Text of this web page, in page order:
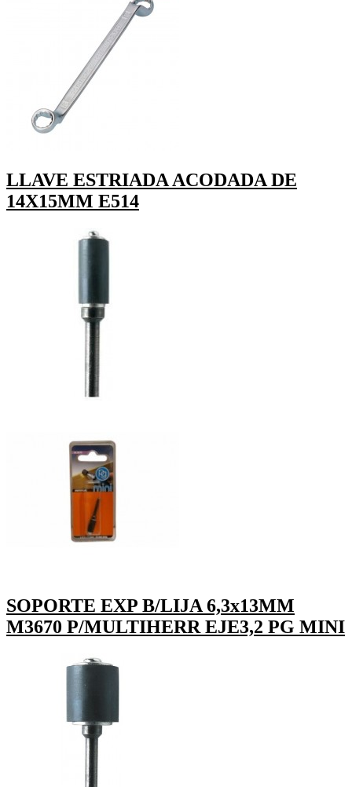
LLAVE ESTRIADA ACODADA DE
14X15MM E514
SOPORTE EXP B/LIJA 6,3x13MM
M3670 P/MULTIHERR EJE3,2 PG MINI